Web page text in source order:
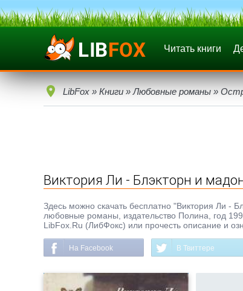
Читать книги
LibFox » Книги » Любовные романы »
Виктория Ли - Блэкторн и
Здесь можно скачать бесплатно "Виктория Ли
любовные романы, издательство Полина, год
LibFox.Ru (ЛибФокс) или прочесть описание и
На Facebook В Твиттере